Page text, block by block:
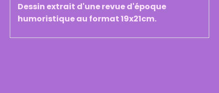
Dessin extrait d'une revue d'époque
humoristique au format 19x21cm.